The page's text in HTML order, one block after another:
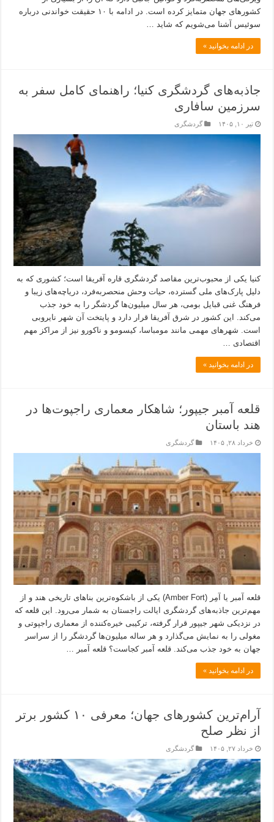
کشورهای جهان متمایز کرده است. در ادامه با ۱۰ حقیقت خواندنی درباره
سوئیس آشنا می‌شویم که شاید …
در ادامه بخوانید »
جاذبه‌های گردشگری کنیا؛ راهنمای کامل سفر به
سرزمین سافاری
تیر ۱۰, ۱۴۰۵ گردشگری
کنیا یکی از محبوب‌ترین مقاصد گردشگری قاره آفریقا است؛ کشوری که به
دلیل پارک‌های ملی گسترده، حیات وحش منحصربه‌فرد، دریاچه‌های زیبا و
فرهنگ غنی قبایل بومی، هر سال میلیون‌ها گردشگر را به خود جذب
می‌کند. این کشور در شرق آفریقا قرار دارد و پایتخت آن شهر نایروبی
است. شهرهای مهمی مانند مومباسا، کیسومو و ناکورو نیز از مراکز مهم
اقتصادی …
در ادامه بخوانید »
قلعه آمبر جیپور؛ شاهکار معماری راجپوت‌ها در
هند باستان
خرداد ۲۸, ۱۴۰۵ گردشگری
قلعه آمبر یا آمِر (Amber Fort) یکی از باشکوه‌ترین بناهای تاریخی هند و از
مهم‌ترین جاذبه‌های گردشگری ایالت راجستان به شمار می‌رود. این قلعه که
در نزدیکی شهر جیپور قرار گرفته، ترکیبی خیره‌کننده از معماری راجپوتی و
مغولی را به نمایش می‌گذارد و هر ساله میلیون‌ها گردشگر را از سراسر
جهان به خود جذب می‌کند. قلعه آمبر کجاست؟ قلعه آمبر …
در ادامه بخوانید »
آرام‌ترین کشورهای جهان؛ معرفی ۱۰ کشور برتر
از نظر صلح
خرداد ۲۷, ۱۴۰۵ گردشگری